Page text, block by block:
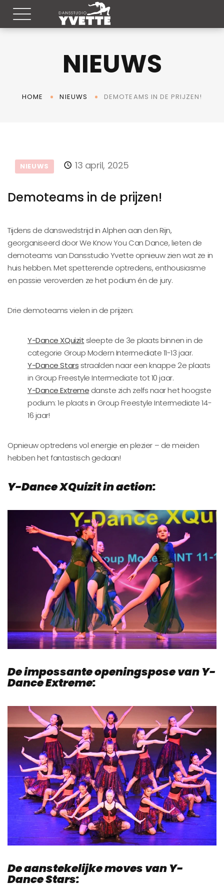
NIEUWS
HOME NIEUWS DEMOTEAMS IN DE PRIJZEN!
NIEUWS 13 april, 2025
Demoteams in de prijzen!
Tijdens de danswedstrijd in Alphen aan den Rijn,
georganiseerd door We Know You Can Dance, lieten de
demoteams van Dansstudio Yvette opnieuw zien wat ze in
huis hebben. Met spetterende optredens, enthousiasme
en passie veroverden ze het podium én de jury.
Drie demoteams vielen in de prijzen:
Y-Dance XQuizit sleepte de 3e plaats binnen in de
categorie Group Modern Intermediate 11-13 jaar.
Y-Dance Stars straalden naar een knappe 2e plaats
in Group Freestyle Intermediate tot 10 jaar.
Y-Dance Extreme danste zich zelfs naar het hoogste
podium: 1e plaats in Group Freestyle Intermediate 14-
16 jaar!
Opnieuw optredens vol energie en plezier – de meiden
hebben het fantastisch gedaan!
Y-Dance XQuizit in action:
De impossante openingspose van Y-
Dance Extreme:
De aanstekelijke moves van Y-
Dance Stars: